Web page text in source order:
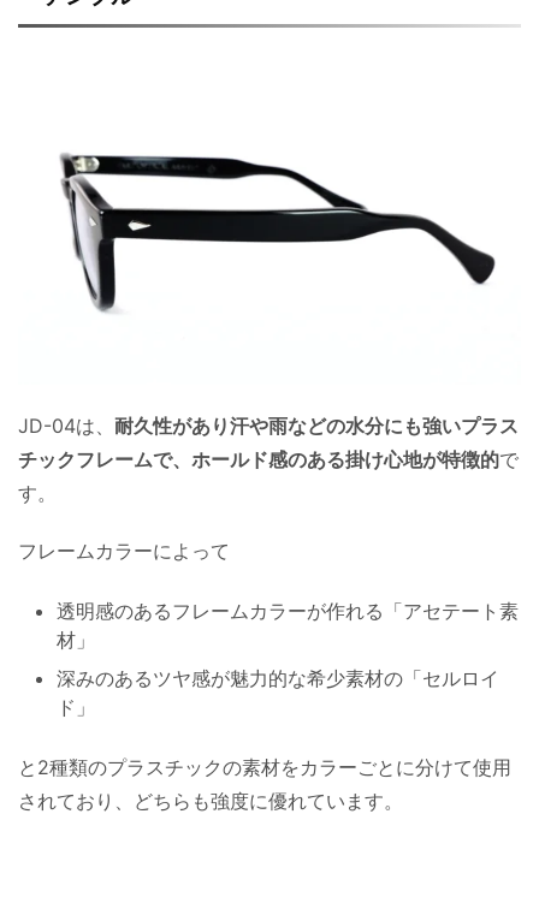
JD-04は、 耐久性があり汗や雨などの水分にも強いプラス
チックフレームで、ホールド感のある掛け心地が特徴的で
す。
フレームカラーによって
透明感のあるフレームカラーが作れる「アセテート素
材」
深みのあるツヤ感が魅力的な希少素材の「セルロイ
ド」
と2種類のプラスチックの素材をカラーごとに分けて使用
されており、どちらも強度に優れています。